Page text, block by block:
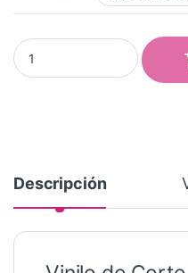
Vinilo Avery 500 Marrón
Descripción